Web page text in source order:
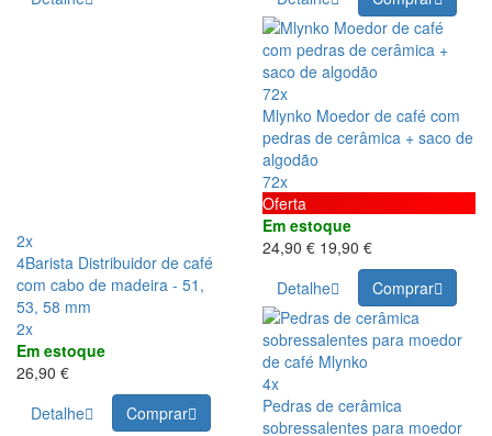
2x
4Barista Distribuidor de café
com cabo de madeira - 51,
53, 58 mm
2x
Em estoque
26,90 €
Detalhe
Comprar
72x
Mlynko Moedor de café com
pedras de cerâmica + saco de
algodão
72x
Oferta
Em estoque
24,90 € 19,90 €
Detalhe
Comprar
4x
Pedras de cerâmica
sobressalentes para moedor